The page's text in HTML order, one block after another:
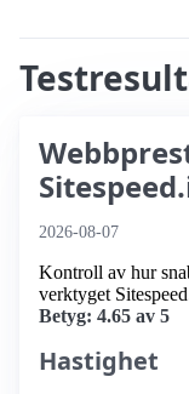
2026-08-07
Kontroll av hur
verktyget
Betyg: 4.65 av 5
Hastighet